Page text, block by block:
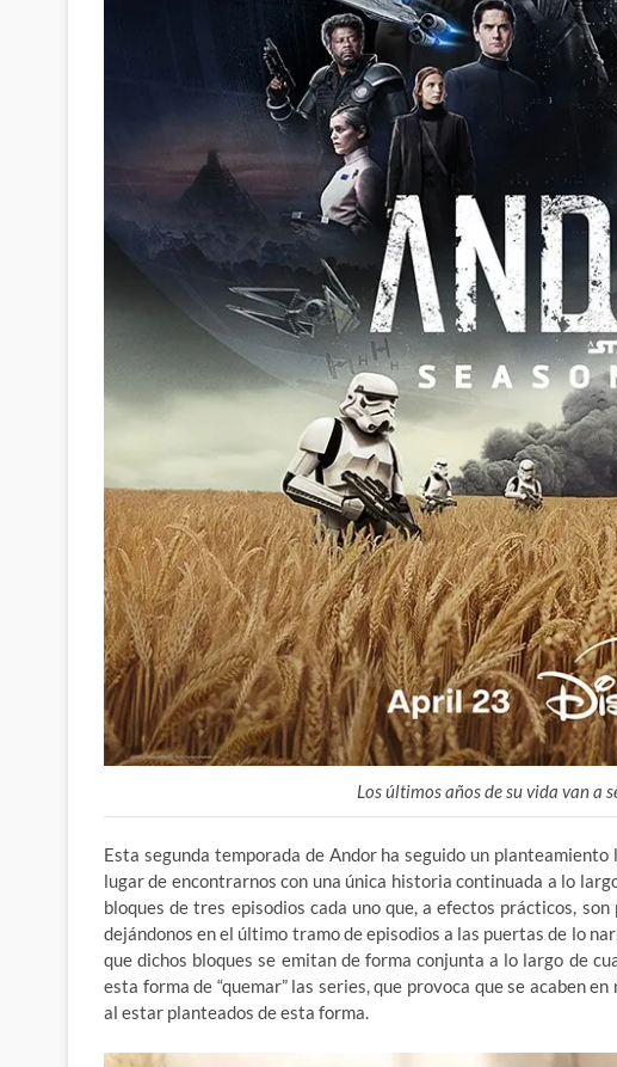
Los últimos años de su vida van a
Esta segunda temporada de Andor ha seguido un
lugar de encontrarnos con una única historia continuada a lo
bloques de tres episodios cada uno que, a efectos prácticos,
dejándonos en el último tramo de episodios a las puertas de lo
que dichos bloques se emitan de forma conjunta a lo largo de
esta forma de “quemar” las series, que provoca que se acaben
al estar planteados de esta forma.